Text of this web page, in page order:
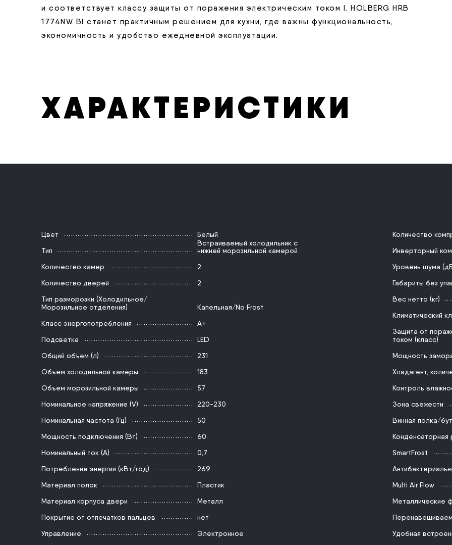
и соответствует классу защиты от поражения электрическим током I. HOLBERG HRB
1774NW BI станет практичным решением для кухни, где важны функциональность,
экономичность и удобство ежедневной эксплуатации.
ХАРАКТЕРИСТИКИ
Цвет
Белый
Тип
Встраиваемый холодильник с
нижней морозильной камерой
Количество камер
2
Количество дверей
2
Тип разморозки (Холодильное/
Морозильное отделения)
Капельная/No Frost
Класс энергопотребления
A+
Подсветка
LED
Общий объем (л)
231
Объем холодильной камеры
183
Объем морозильной камеры
57
Номинальное напряжение (V)
220-230
Номинальная частота (Гц)
50
Мощность подключения (Вт)
60
Номинальный ток (А)
0,7
Потребление энергии (кВт/год)
269
Материал полок
Пластик
Материал корпуса двери
Металл
Покрытие от отпечатков пальцев
нет
Управление
Электронное
Количество
Инверторный
Уровень шума
Габариты без
Вес нетто (кг)
Климатический
Защита от
током (класс)
Мощность
Хладагент,
Контроль
Зона свежести
Винная полка/
Конденсаторная
SmartFrost
Multi Air Flow
Металлические
Удобная